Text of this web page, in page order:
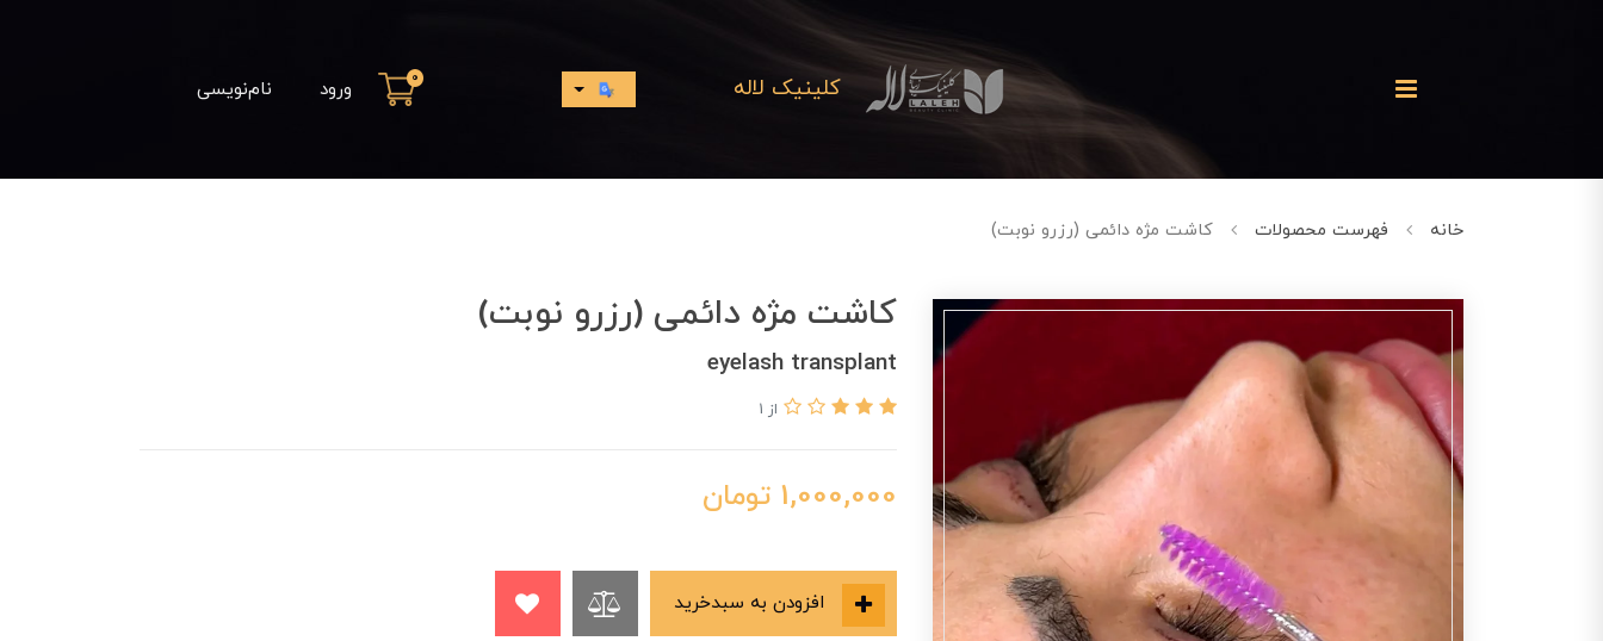
کلینیک لاله 0 ورود نام‌نویسی
خانه فهرست محصولات کاشت مژه دائمی (رزرو نوبت)
کاشت مژه دائمی (رزرو نوبت)
eyelash transplant
از 1
1,000,000 تومان